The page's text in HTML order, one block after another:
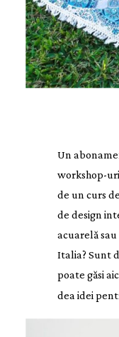
Un
workshop-
de un curs
de design
acuarelă
Italia? Sunt
poate găsi
dea idei